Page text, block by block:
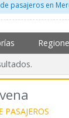
pasajeros en